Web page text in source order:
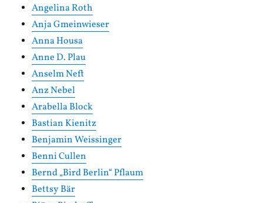
Angelina Roth
Anja Gmeinwieser
Anna Housa
Anne D. Plau
Anselm Neft
Anz Nebel
Arabella Block
Bastian Kienitz
Benjamin Weissinger
Benni Cullen
Bernd „Bird Berlin“ Pflaum
Bettsy Bär